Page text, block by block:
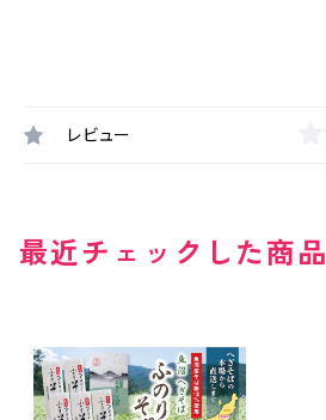
レビュー
最近チェックした商品